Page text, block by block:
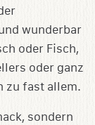
wunderbar
oder Fisch,
oder ganz
zu fast allem.
sondern